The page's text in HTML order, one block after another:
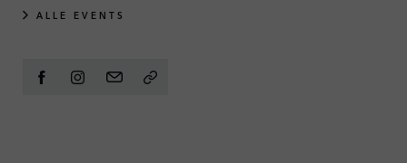
ALLE EVENTS